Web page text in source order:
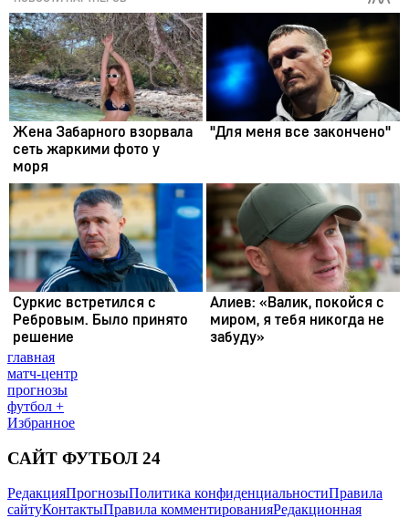
главная
матч-центр
прогнозы
футбол +
Избранное
САЙТ ФУТБОЛ 24
РедакцияПрогнозыПолитика конфиденциальностиПравила
сайтуКонтактыПравила комментированияРедакционная